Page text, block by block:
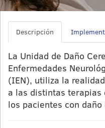
Descripción
La Unidad de Daño
Enfermedades
(IEN), utiliza la
a las distintas terapias
los pacientes con